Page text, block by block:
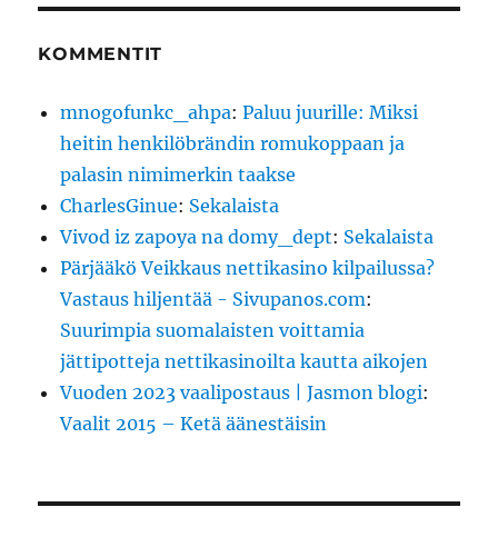
KOMMENTIT
mnogofunkc_ahpa:Paluu juurille: Miksi
heitin henkilöbrändin romukoppaan ja
palasin nimimerkin taakse
CharlesGinue: Sekalaista
Vivod iz zapoya na domy_dept: Sekalaista
Pärjääkö Veikkaus nettikasino kilpailussa?
Vastaus hiljentää - Sivupanos.com:
Suurimpia suomalaisten voittamia
jättipotteja nettikasinoilta kautta aikojen
Vuoden 2023 vaalipostaus | Jasmon blogi:
Vaalit 2015 – Ketä äänestäisin